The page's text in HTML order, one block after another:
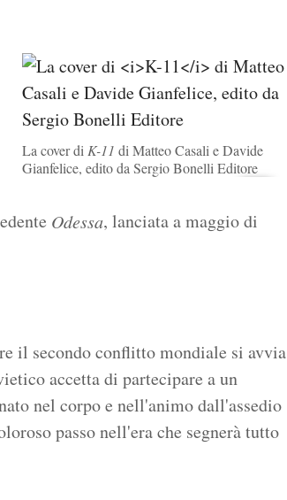
La cover diK-11 di Matteo Casali e Davide
Gianfelice, edito da Sergio Bonelli Editore
Odessa, lanciata a maggio di
il secondo conflitto mondiale si avvia
accetta di partecipare a un
nel corpo e nell'animo dall'assedio
passo nell'era che segnerà tutto